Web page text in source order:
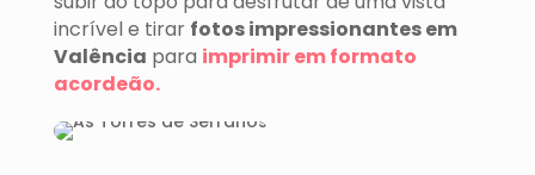
incrível e tirar fotos impressionantes em
Valência para imprimir em formato
acordeão.